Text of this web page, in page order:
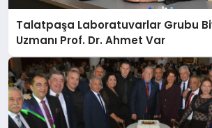
Talatpaşa Laboratuvarlar Grubu
Uzmanı Prof. Dr. Ahmet Var